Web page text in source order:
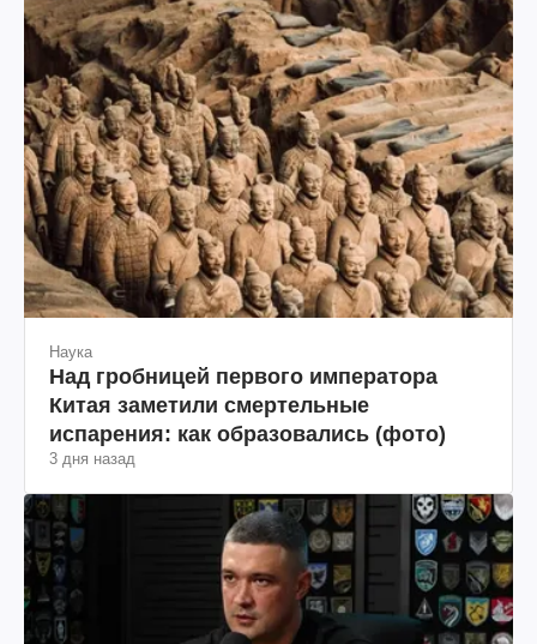
Наука
Над гробницей первого императора
Китая заметили смертельные
испарения: как образовались (фото)
3 дня назад